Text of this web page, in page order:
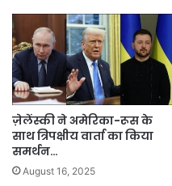
ज़ेलेंस्की ने अमेरिका-रूस के
साथ त्रिपक्षीय वार्ता का किया
समर्थन…
August 16, 2025